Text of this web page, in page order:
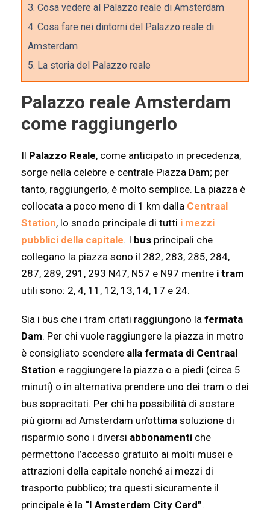
3. Cosa vedere al Palazzo reale di Amsterdam
4. Cosa fare nei dintorni del Palazzo reale di
Amsterdam
5. La storia del Palazzo reale
Palazzo reale Amsterdam
come raggiungerlo
Il Palazzo Reale, come anticipato in precedenza,
sorge nella celebre e centrale Piazza Dam; per
tanto, raggiungerlo, è molto semplice. La piazza è
collocata a poco meno di 1 km dalla Centraal
Station, lo snodo principale di tutti i mezzi
pubblici della capitale. I bus principali che
collegano la piazza sono il 282, 283, 285, 284,
287, 289, 291, 293 N47, N57 e N97 mentre i tram
utili sono: 2, 4, 11, 12, 13, 14, 17 e 24.
Sia i bus che i tram citati raggiungono la fermata
Dam. Per chi vuole raggiungere la piazza in metro
è consigliato scendere alla fermata di Centraal
Station e raggiungere la piazza o a piedi (circa 5
minuti) o in alternativa prendere uno dei tram o dei
bus sopracitati. Per chi ha possibilità di sostare
più giorni ad Amsterdam un’ottima soluzione di
risparmio sono i diversi abbonamenti che
permettono l’accesso gratuito ai molti musei e
attrazioni della capitale nonché ai mezzi di
trasporto pubblico; tra questi sicuramente il
principale è la “I Amsterdam City Card”.